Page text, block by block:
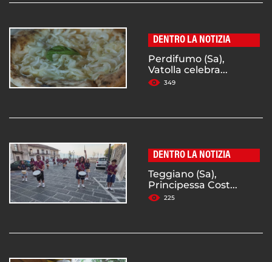
DENTRO LA NOTIZIA
Perdifumo (Sa),
Vatolla celebra...
349
DENTRO LA NOTIZIA
Teggiano (Sa),
Principessa Cost...
225